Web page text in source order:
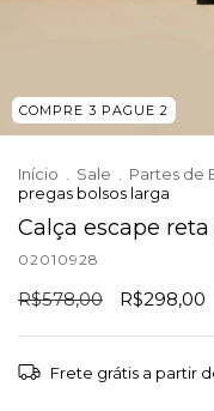
COMPRE 3 PAGUE 2
Início Sale Partes de
pregas bolsos larga
Calça escape
02010928
R$578,00 R$298,00
Frete grátis a partir